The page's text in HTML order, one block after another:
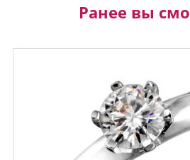
Ранее вы